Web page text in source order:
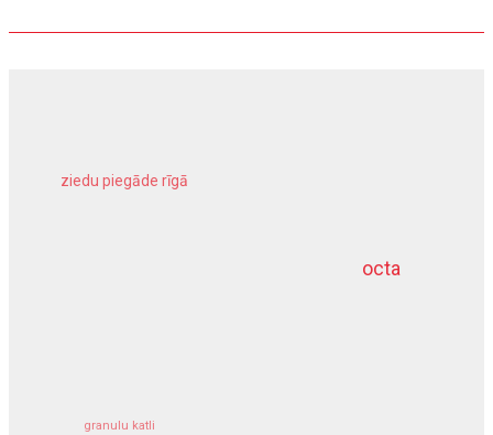
octa
ziedu piegāde rīgā
granulu katli
dziļurbums